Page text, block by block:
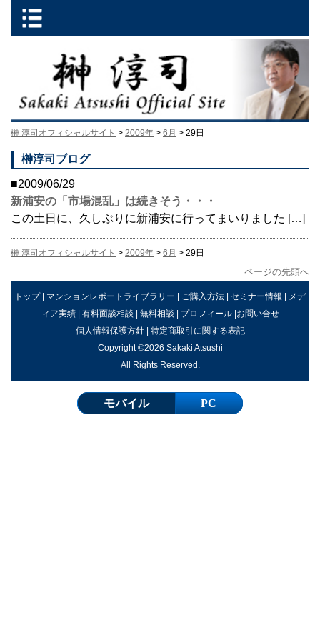
榊 淳司オフィシャルサイト > 2009年 > 6月 > 29日
榊淳司ブログ
■2009/06/29
新浦安の「市場混乱」は続きそう・・・
この土日に、久しぶりに新浦安に行ってまいりました […]
榊 淳司オフィシャルサイト > 2009年 > 6月 > 29日
ページの先頭へ
トップ| マンションレポートライブラリー | ご購入方法 | セミナー情報 | メデ
ィア実績| 有料面談相談 | 無料相談 | プロフィール|お問い合せ
個人情報保護方針| 特定商取引に関する表記
Copyright ©2026 Sakaki Atsushi
All Rights Reserved.
モバイル PC